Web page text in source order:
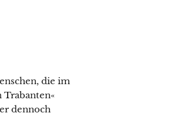
die im
dennoch